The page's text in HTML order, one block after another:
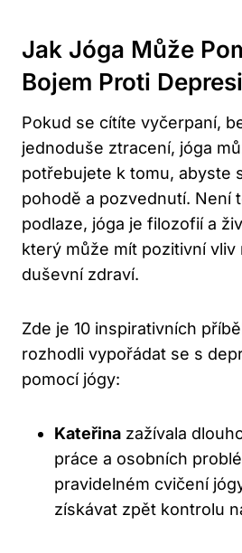
Jak Jóga Může
Bojem Proti
Pokud se cítíte vyčerpaní,
jednoduše ztracení, jóga
potřebujete k tomu, abyste
pohodě a pozvednutí. Není
podlaze, jóga je filozofií a
který může mít pozitivní vliv
duševní zdraví.
Zde je 10 inspirativních
rozhodli vypořádat se s
pomocí jógy:
Kateřina zažívala
práce a osobních
pravidelném cvičení
získávat zpět kontrolu